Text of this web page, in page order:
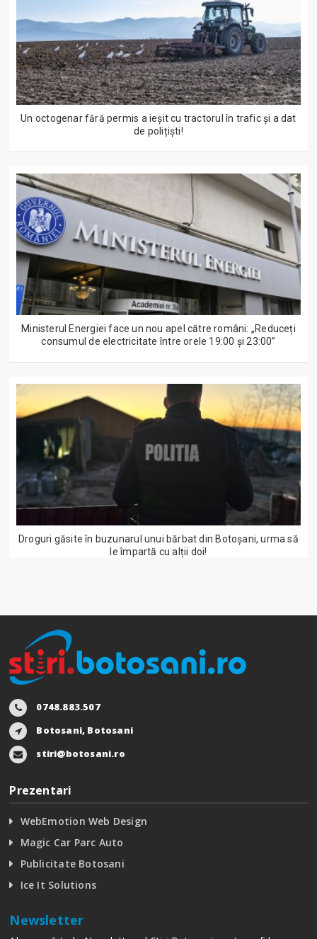
Un octogenar fără permis a ieșit cu tractorul în trafic și a dat
de polițiști!
Ministerul Energiei face un nou apel către români: „Reduceți
consumul de electricitate între orele 19:00 și 23:00”
Droguri găsite în buzunarul unui bărbat din Botoșani, urma să
le împartă cu alții doi!
0748.883.507
Botosani, Botosani
stiri@botosani.ro
Prezentari
WebEmotion Web Design
Magic Car Parc Auto
Publicitate Botosani
Ice It Solutions
Newsletter